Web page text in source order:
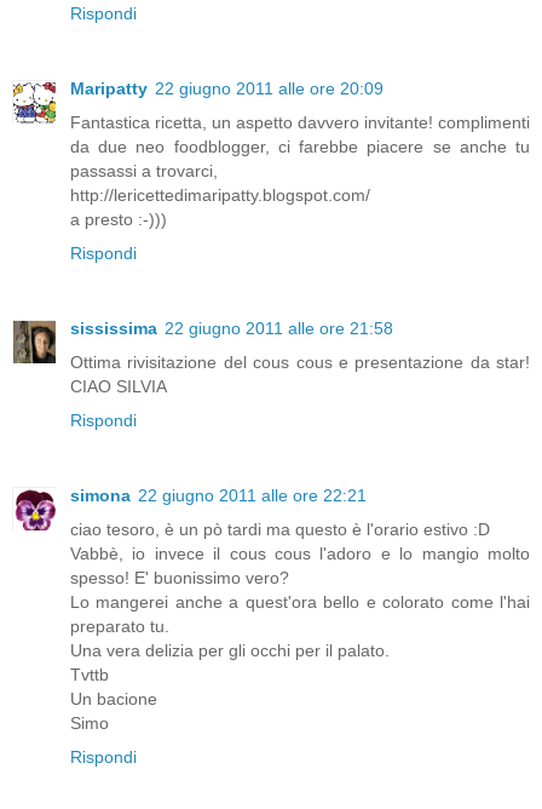
Rispondi
Maripatty 22 giugno 2011 alle ore 20:09
Fantastica ricetta, un aspetto davvero invitante! complimenti
da due neo foodblogger, ci farebbe piacere se anche tu
passassi a trovarci,
http://lericettedimaripatty.blogspot.com/
a presto :-)))
Rispondi
sississima 22 giugno 2011 alle ore 21:58
Ottima rivisitazione del cous cous e presentazione da star!
CIAO SILVIA
Rispondi
simona 22 giugno 2011 alle ore 22:21
ciao tesoro, è un pò tardi ma questo è l'orario estivo :D
Vabbè, io invece il cous cous l'adoro e lo mangio molto
spesso! E' buonissimo vero?
Lo mangerei anche a quest'ora bello e colorato come l'hai
preparato tu.
Una vera delizia per gli occhi per il palato.
Tvttb
Un bacione
Simo
Rispondi